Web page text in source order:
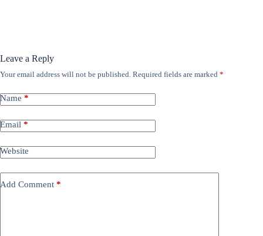
Leave a Reply
Your email address will not be published. Required fields are marked *
Name *
Email *
Website
Add Comment *